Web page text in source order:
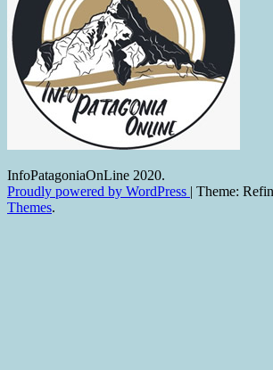
InfoPatagoniaOnLine 2020.
Proudly powered by WordPress | Theme:
Themes.